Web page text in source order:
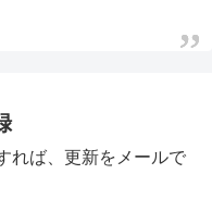
れば、更新をメールで